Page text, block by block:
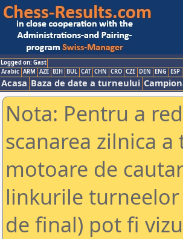
Logged on: Gast
Arabic ARM AZE BIH BUL CAT CHN CRO CZE DEN ENG ESP
Acasa Baza de date a turneului
Nota: Pentru a
scanarea zilnica
motoare de
linkurile turneelor
de final) pot fi